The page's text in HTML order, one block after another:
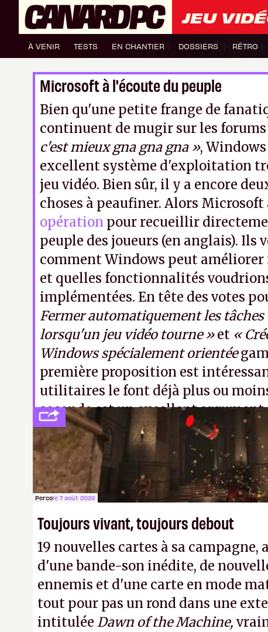
JEU
À VENIR TESTS EN CHANTIER DOSSIERS RÉTRO
Microsoft à l'écoute du peuple
Bien qu'une petite frange de
continuent de mugir sur les forums
c'est mieux gna gna gna », Windows
excellent système d'exploitation
jeu vidéo. Bien sûr, il y a encore
choses à peaufiner. Alors Microsoft
opération pour recueillir
peuple des joueurs (en anglais). Ils
comment Windows peut améliorer
et quelles fonctionnalités
implémentées. En tête des votes
Fermer automatiquement les
lorsqu'un jeu vidéo tourne »et «
Windows spécialement orientée
première proposition est
utilitaires le font déjà plus ou
seconde est un excellent argument
d'exercice démocratique.A.
Percole 7 août 2026
Toujours vivant, toujours debout
19 nouvelles cartes à sa campagne,
d'une bande-son inédite, de
ennemis et d'une carte en mode
tout pour pas un rond dans une
intitulée Dawn of the Machine,